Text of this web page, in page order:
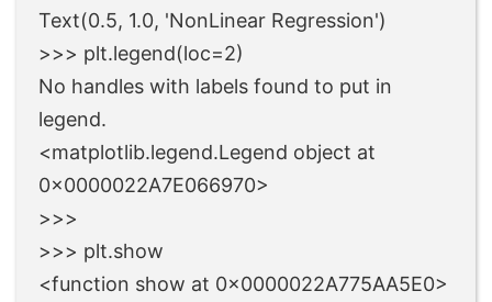
Text(0.5, 1.0, 'NonLinear Regression')
>>> plt.legend(loc=2)
No handles with labels found to put in
legend.
<matplotlib.legend.Legend object at
0x0000022A7E066970>
>>>
>>> plt.show
<function show at 0x0000022A775AA5E0>